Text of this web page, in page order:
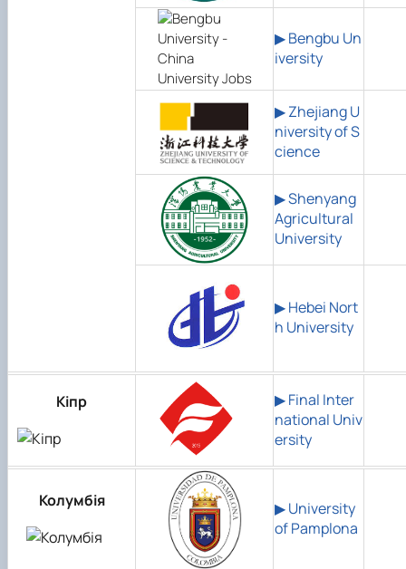
▶Bengbu Un
iversity
▶ Zhejiang U
niversity of S
cience
▶ Shenyang
Agricultural
University
▶ Hebei Nort
h University
Кіпр
▶ Final Inter
national Univ
ersity
Колумбія
▶ University
of Pamplona